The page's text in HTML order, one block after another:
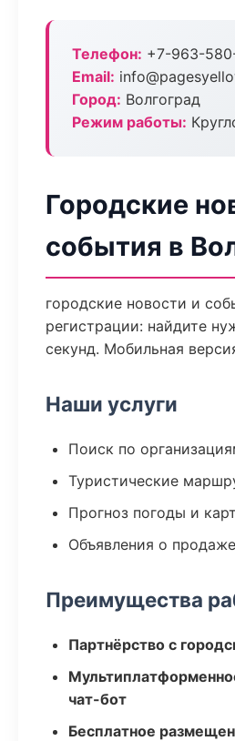
Телефон: +7-963-
Email:
Город: Волгоград
Режим работы:
Городские
события в
городские новости и
регистрации: найдите
секунд. Мобильная
Наши услуги
Поиск по
Туристические
Прогноз погоды и
Объявления о
Преимущества
Партнёрство с
чат-бот
Бесплатное